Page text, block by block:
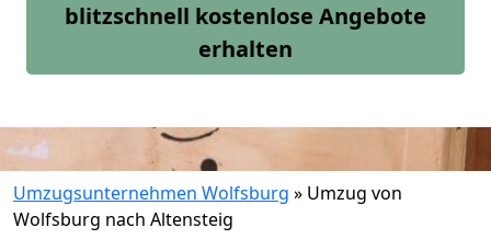
blitzschnell kostenlose Angebote
erhalten
Umzugsunternehmen Wolfsburg » Umzug von
Wolfsburg nach Altensteig